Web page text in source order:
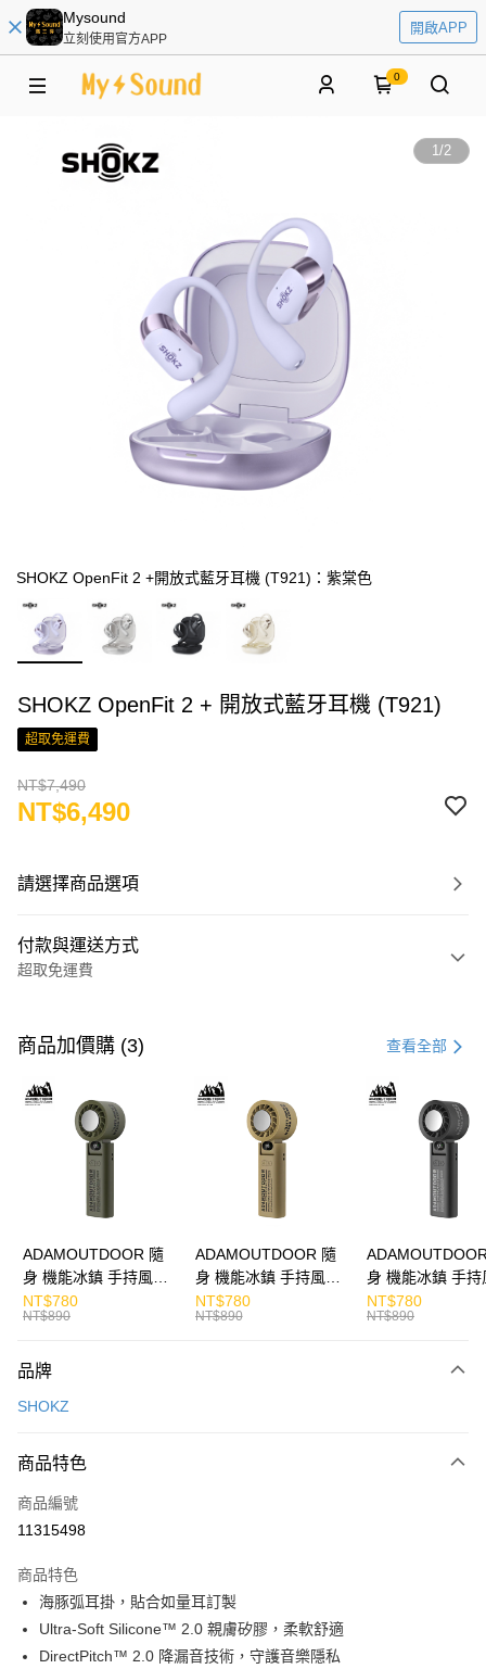
Mysound
立刻使用官方APP
開啟APP
0
1/2
SHOKZ OpenFit 2 +開放式藍牙耳機 (T921)：紫棠色
SHOKZ OpenFit 2 + 開放式藍牙耳機 (T921)
超取免運費
NT$7,490
NT$6,490
請選擇商品選項
付款與運送方式
超取免運費
信用卡一次付款
LINE Pay
Apple Pay
運送方式
免運費
付款後7-11取貨
宅配
每筆NT$130，滿NT$399(含以上)免運費
商品加價購 (3) 查看全部
ADAMOUTDOOR 隨
身 機能冰鎮 手持風扇
掛繩
NT$780
NT$890
ADAMOUTDOOR 隨
身 機能冰鎮 手持風扇
掛繩
NT$780
NT$890
身 機能冰鎮 手持
掛繩
NT$780
NT$890
品牌
SHOKZ
商品特色
商品編號
11315498
商品特色
海豚弧耳掛，貼合如量耳訂製
Ultra-Soft Silicone™ 2.0 親膚矽膠，柔軟舒適
DirectPitch™ 2.0 降漏音技術，守護音樂隱私